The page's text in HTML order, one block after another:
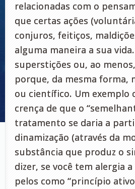
relacionadas com o
que certas ações
conjuros, feitiços,
alguma maneira a sua
superstições ou, ao
porque, da mesma forma,
ou científico. Um exemplo
crença de que o
tratamento se daria a
dinamização (através da
substância que produz o
dizer, se você tem alergia
pelos como “princípio